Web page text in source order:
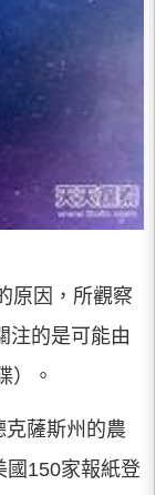
原因，所觀察
注的是可能由
）。
薩斯州的農
國150家報紙登